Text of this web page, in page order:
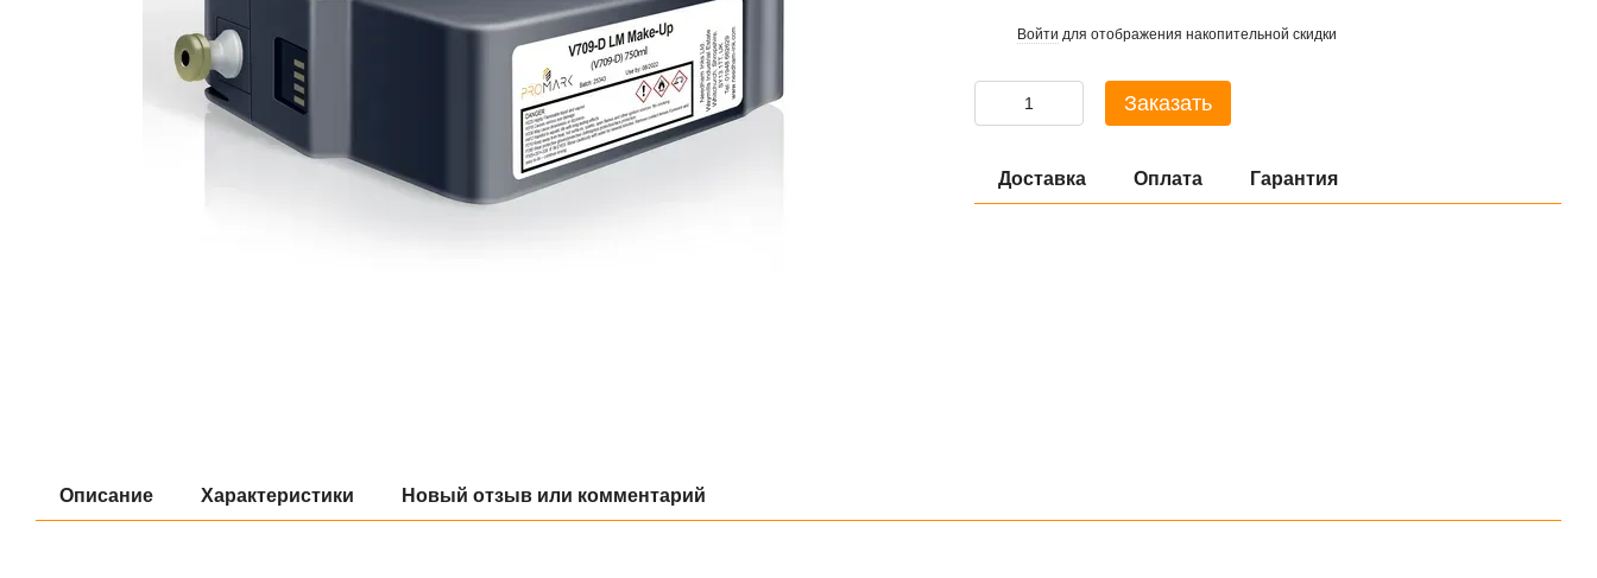
Войти для отображения накопительной скидки
Заказать
Доставка Оплата Гарантия
Описание Характеристики Новый отзыв или комментарий